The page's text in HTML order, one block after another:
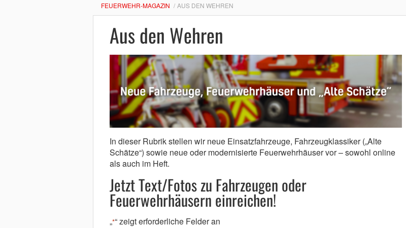
FEUERWEHR-MAGAZIN AUS DEN WEHREN
Aus den Wehren
In dieser Rubrik stellen wir neue Einsatzfahrzeuge, Fahrzeugklassiker („Alte
Schätze“) sowie neue oder modernisierte Feuerwehrhäuser vor – sowohl online
als auch im Heft.
Jetzt Text/Fotos zu Fahrzeugen oder
Feuerwehrhäusern einreichen!
„*“ zeigt erforderliche Felder an